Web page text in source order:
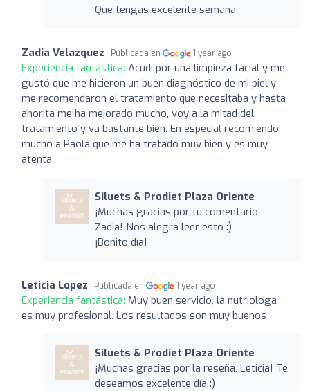
Que tengas excelente semana
Zadia Velazquez Publicada en 1 year ago
Experiencia fantástica: Acudí por una limpieza facial y me
gustó que me hicieron un buen diagnóstico de mi piel y
me recomendaron el tratamiento que necesitaba y hasta
ahorita me ha mejorado mucho, voy a la mitad del
tratamiento y va bastante bien. En especial recomiendo
mucho a Paola que me ha tratado muy bien y es muy
atenta.
Siluets & Prodiet Plaza Oriente
¡Muchas gracias por tu comentario,
Zadia! Nos alegra leer esto :)
¡Bonito día!
Leticia Lopez Publicada en 1 year ago
Experiencia fantástica: Muy buen servicio, la nutriologa
es muy profesional. Los resultados son muy buenos
Siluets & Prodiet Plaza Oriente
¡Muchas gracias por la reseña, Leticia! Te
deseamos excelente día :)